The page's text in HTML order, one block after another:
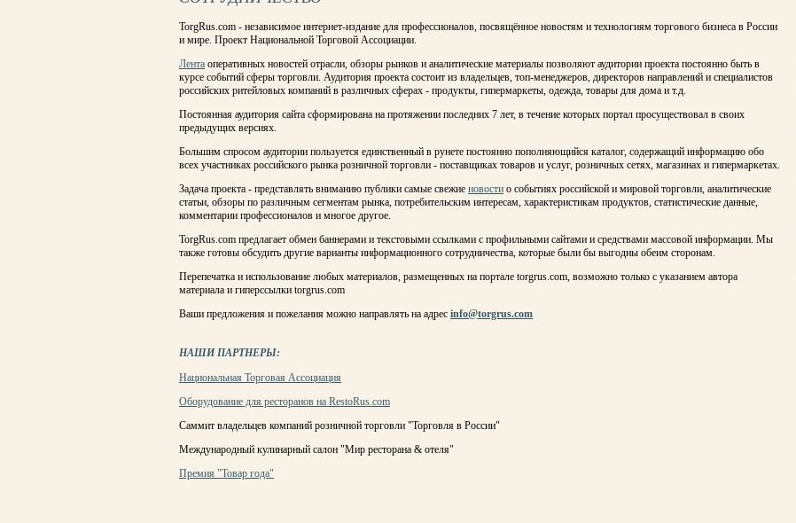
TorgRus.com - независимое интернет-издание для профессионалов, посвящённое новостям и технологиям торгового бизнеса в России
и мире. Проект Национальной Торговой Ассоциации.
Лента оперативных новостей отрасли, обзоры рынков и аналитические материалы позволяют аудитории проекта постоянно быть в
курсе событий сферы торговли. Аудитория проекта состоит из владельцев, топ-менеджеров, директоров направлений и специалистов
российских ритейловых компаний в различных сферах - продукты, гипермаркеты, одежда, товары для дома и т.д.
Постоянная аудитория сайта сформирована на протяжении последних 7 лет, в течение которых портал просуществовал в своих
предыдущих версиях.
Большим спросом аудитории пользуется единственный в рунете постоянно пополняющийся каталог, содержащий информацию обо
всех участниках российского рынка розничной торговли - поставщиках товаров и услуг, розничных сетях, магазинах и гипермаркетах.
Задача проекта - представлять вниманию публики самые свежие новости о событиях российской и мировой торговли, аналитические
статьи, обзоры по различным сегментам рынка, потребительским интересам, характеристикам продуктов, статистические данные,
комментарии профессионалов и многое другое.
TorgRus.com предлагает обмен баннерами и текстовыми ссылками с профильными сайтами и средствами массовой информации. Мы
также готовы обсудить другие варианты информационного сотрудничества, которые были бы выгодны обеим сторонам.
Перепечатка и использование любых материалов, размещенных на портале torgrus.com, возможно только с указанием автора
материала и гиперссылки torgrus.com
Ваши предложения и пожелания можно направлять на адрес info@torgrus.com
НАШИ ПАРТНЕРЫ:
Национальная Торговая Ассоциация
Оборудование для ресторанов на RestoRus.com
Саммит владельцев компаний розничной торговли "Торговля в России"
Международный кулинарный салон "Мир ресторана & отеля"
Премия "Товар года"